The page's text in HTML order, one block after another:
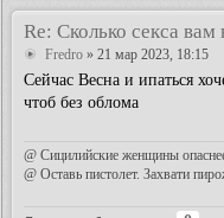
Re: Сколько секса
Fredro » 21 мар 2023, 18:15
Сейчас Весна и ипаться
чтоб без облома
@ Сицилийские женщины
@ Оставь пистолет. Захвати